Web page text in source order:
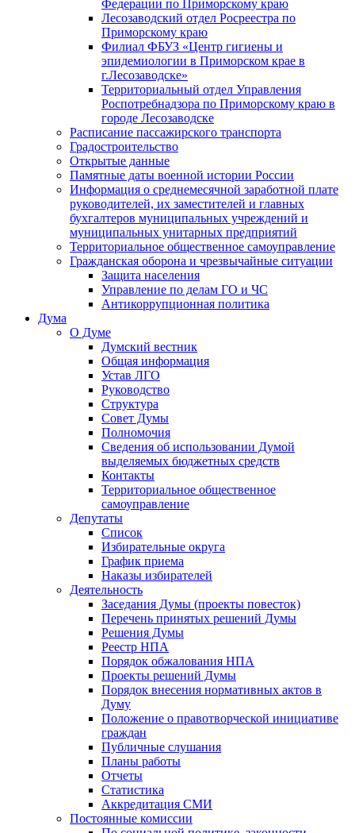
Федерации по Приморскому краю
Лесозаводский отдел Росреестра по
Приморскому краю
Филиал ФБУЗ «Центр гигиены и
эпидемиологии в Приморском крае в
г.Лесозаводске»
Территориальный отдел Управления
Роспотребнадзора по Приморскому краю в
городе Лесозаводске
Расписание пассажирского транспорта
Градостроительство
Открытые данные
Памятные даты военной истории России
Информация о среднемесячной заработной плате
руководителей, их заместителей и главных
бухгалтеров муниципальных учреждений и
муниципальных унитарных предприятий
Территориальное общественное самоуправление
Гражданская оборона и чрезвычайные ситуации
Защита населения
Управление по делам ГО и ЧС
Антикоррупционная политика
Дума
О Думе
Думский вестник
Общая информация
Устав ЛГО
Руководство
Структура
Совет Думы
Полномочия
Сведения об использовании Думой
выделяемых бюджетных средств
Контакты
Территориальное общественное
самоуправление
Депутаты
Список
Избирательные округа
График приема
Наказы избирателей
Деятельность
Заседания Думы (проекты повесток)
Перечень принятых решений Думы
Решения Думы
Реестр НПА
Порядок обжалования НПА
Проекты решений Думы
Порядок внесения нормативных актов в
Думу
Положение о правотворческой инициативе
граждан
Публичные слушания
Планы работы
Отчеты
Статистика
Аккредитация СМИ
Постоянные комиссии